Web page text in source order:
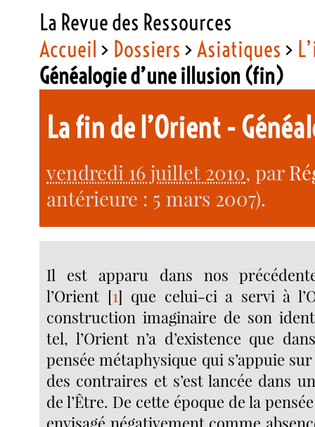
La Revue des Ressources
Accueil > Dossiers >Asiatiques >
Généalogie d’une illusion (fin)
La fin de l’Orient -
vendredi 16 juillet 2010, par
antérieure : 5 mars 2007).
Il est apparu dans nos
l’Orient [1] que celui-ci a servi à
construction imaginaire de son
tel, l’Orient n’a d’existence que
pensée métaphysique qui s’appuie
des contraires et s’est lancée dans
de l’Être. De cette époque de la